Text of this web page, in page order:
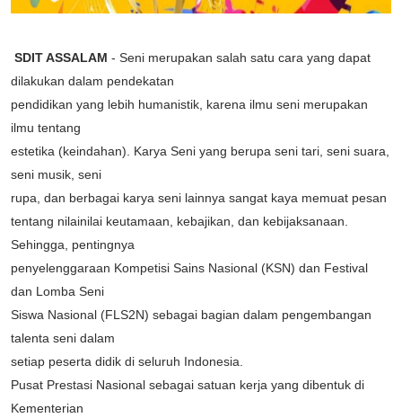
SDIT ASSALAM - Seni merupakan salah satu cara yang dapat
dilakukan dalam pendekatan
pendidikan yang lebih humanistik, karena ilmu seni merupakan
ilmu tentang
estetika (keindahan). Karya Seni yang berupa seni tari, seni suara,
seni musik, seni
rupa, dan berbagai karya seni lainnya sangat kaya memuat pesan
tentang nilainilai keutamaan, kebajikan, dan kebijaksanaan.
Sehingga, pentingnya
penyelenggaraan Kompetisi Sains Nasional (KSN) dan Festival
dan Lomba Seni
Siswa Nasional (FLS2N) sebagai bagian dalam pengembangan
talenta seni dalam
setiap peserta didik di seluruh Indonesia.
Pusat Prestasi Nasional sebagai satuan kerja yang dibentuk di
Kementerian